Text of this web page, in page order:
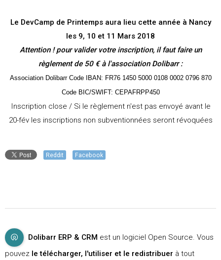
Le DevCamp de Printemps aura lieu cette année à Nancy
les 9, 10 et 11 Mars 2018
Attention ! pour valider votre inscription, il faut faire un
règlement de 50 € à l'association Dolibarr :
Association Dolibarr Code IBAN: FR76 1450 5000 0108 0002 0796 870
Code BIC/SWIFT: CEPAFRPP450
Inscription close / Si le règlement n'est pas envoyé avant le
20-fév les inscriptions non subventionnées seront révoquées
Reddit Facebook
Dolibarr ERP & CRM est un logiciel Open Source. Vous
pouvez le télécharger, l'utiliser et le redistribuer à tout